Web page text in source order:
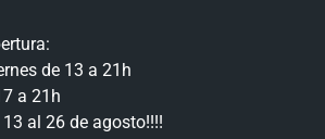
de 13 a 21h
a 21h
al 26 de agosto!!!!